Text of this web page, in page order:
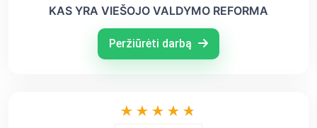
KAS YRA VIEŠOJO VALDYMO REFORMA
Peržiūrėti darbą